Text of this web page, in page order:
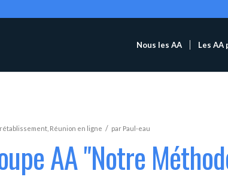
Nous les AA Les AA
Réunion en ligne / par Paul-eau
AA "Notre